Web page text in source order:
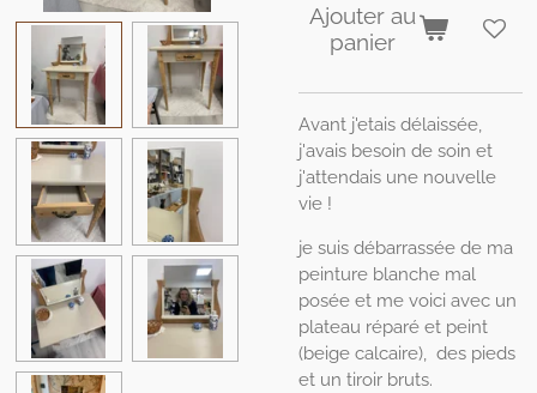
Ajouter au
panier
Avant j'etais délaissée,
j'avais besoin de soin et
j'attendais une nouvelle
vie !
je suis débarrassée de ma
peinture blanche mal
posée et me voici avec un
plateau réparé et peint
(beige calcaire), des pieds
et un tiroir bruts.